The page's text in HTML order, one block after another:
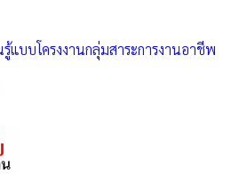
รู้แบบโครงงานกลุ่มสาระการงานอาชีพ